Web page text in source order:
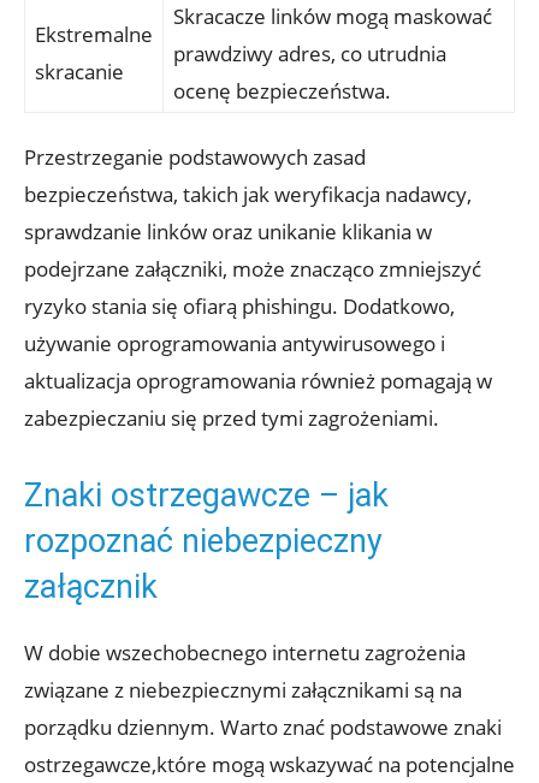
Ekstremalne
skracanie
Skracacze linków mogą maskować
prawdziwy adres, co utrudnia
ocenę bezpieczeństwa.
Przestrzeganie podstawowych zasad
bezpieczeństwa, takich jak weryfikacja nadawcy,
sprawdzanie linków oraz unikanie klikania w
podejrzane załączniki, może znacząco zmniejszyć
ryzyko stania się ofiarą phishingu. Dodatkowo,
używanie oprogramowania antywirusowego i
aktualizacja oprogramowania również pomagają w
zabezpieczaniu się przed tymi zagrożeniami.
Znaki ostrzegawcze – jak
rozpoznać niebezpieczny
załącznik
W dobie wszechobecnego internetu zagrożenia
związane z niebezpiecznymi załącznikami są na
porządku dziennym. Warto znać podstawowe znaki
ostrzegawcze,które mogą wskazywać na potencjalne